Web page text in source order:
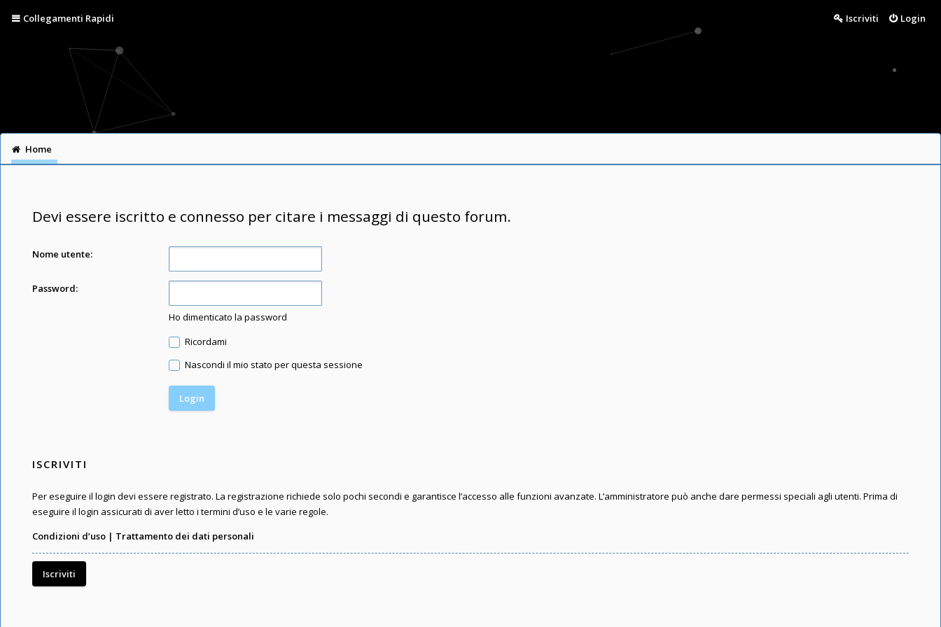
Collegamenti Rapidi Login
Iscriviti
Home
Devi essere iscritto e connesso per citare i messaggi di questo forum.
Nome utente:
Password:
Ho dimenticato la password
Ricordami
Nascondi il mio stato per questa sessione
ISCRIVITI
Per eseguire il login devi essere registrato. La registrazione richiede solo pochi secondi e garantisce l’accesso alle funzioni avanzate. L’amministratore può anche dare permessi speciali agli utenti. Prima di
eseguire il login assicurati di aver letto i termini d’uso e le varie regole.
Condizioni d’uso | Trattamento dei dati personali
Iscriviti